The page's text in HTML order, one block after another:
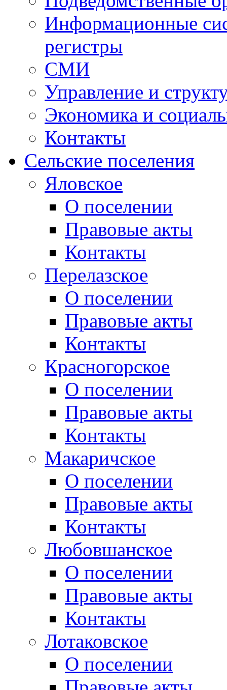
Информационные
регистры
СМИ
Управление и
Экономика и
Контакты
Сельские поселения
Яловское
О поселении
Правовые акты
Контакты
Перелазское
О поселении
Правовые акты
Контакты
Красногорское
О поселении
Правовые акты
Контакты
Макаричское
О поселении
Правовые акты
Контакты
Любовшанское
О поселении
Правовые акты
Контакты
Лотаковское
О поселении